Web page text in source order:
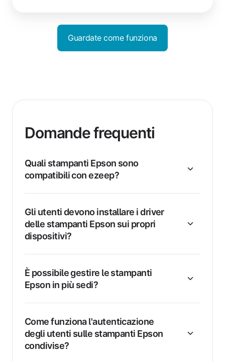
Guardate come funziona
Domande frequenti
Quali stampanti Epson sono
compatibili con ezeep?
Gli utenti devono installare i driver
delle stampanti Epson sui propri
dispositivi?
È possibile gestire le stampanti
Epson in più sedi?
Come funziona l'autenticazione
degli utenti sulle stampanti Epson
condivise?